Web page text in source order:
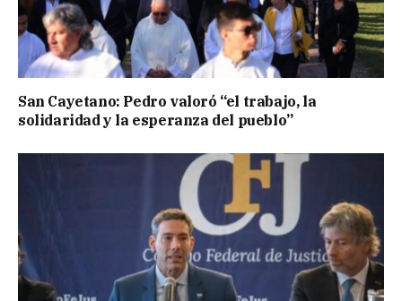
San Cayetano: Pedro valoró “el trabajo, la
solidaridad y la esperanza del pueblo”